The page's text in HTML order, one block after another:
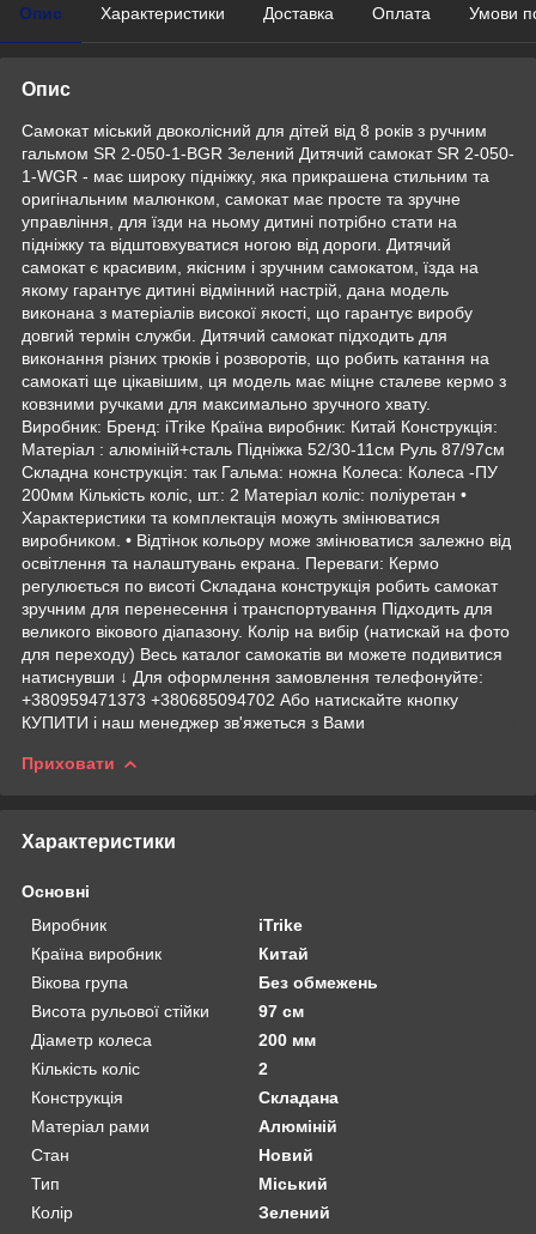
Опис Характеристики Доставка Оплата Умови
Опис
Самокат міський двоколісний для дітей від 8 років з ручним
гальмом SR 2-050-1-BGR Зелений Дитячий самокат SR 2-050-
1-WGR - має широку підніжку, яка прикрашена стильним та
оригінальним малюнком, самокат має просте та зручне
управління, для їзди на ньому дитині потрібно стати на
підніжку та відштовхуватися ногою від дороги. Дитячий
самокат є красивим, якісним і зручним самокатом, їзда на
якому гарантує дитині відмінний настрій, дана модель
виконана з матеріалів високої якості, що гарантує виробу
довгий термін служби. Дитячий самокат підходить для
виконання різних трюків і розворотів, що робить катання на
самокаті ще цікавішим, ця модель має міцне сталеве кермо з
ковзними ручками для максимально зручного хвату.
Виробник: Бренд: iTrike Країна виробник: Китай Конструкція:
Матеріал : алюміній+сталь Підніжка 52/30-11см Руль 87/97см
Складна конструкція: так Гальма: ножна Колеса: Колеса -ПУ
200мм Кількість коліс, шт.: 2 Матеріал коліс: поліуретан •
Характеристики та комплектація можуть змінюватися
виробником. • Відтінок кольору може змінюватися залежно від
освітлення та налаштувань екрана. Переваги: Кермо
регулюється по висоті Складана конструкція робить самокат
зручним для перенесення і транспортування Підходить для
великого вікового діапазону. Колір на вибір (натискай на фото
для переходу) Весь каталог самокатів ви можете подивитися
натиснувши ↓ Для оформлення замовлення телефонуйте:
+380959471373 +380685094702 Або натискайте кнопку
КУПИТИ і наш менеджер зв'яжеться з Вами
Приховати
Характеристики
Основні
Виробник
iTrike
Країна виробник
Китай
Вікова група
Без обмежень
Висота рульової стійки
97 см
Діаметр колеса
200 мм
Кількість коліс
2
Конструкція
Складана
Матеріал рами
Алюміній
Стан
Новий
Тип
Міський
Колір
Зелений